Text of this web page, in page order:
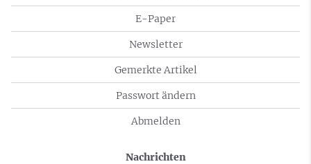
E-Paper
Newsletter
Gemerkte Artikel
Passwort ändern
Abmelden
Nachrichten